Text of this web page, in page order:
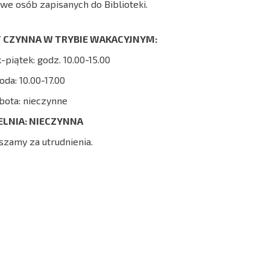
osób zapisanych do Biblioteki.
W TRYBIE WAKACYJNYM:
piątek: godz. 10.00-15.00
10.00-17.00
nieczynne
NIECZYNNA
za utrudnienia.